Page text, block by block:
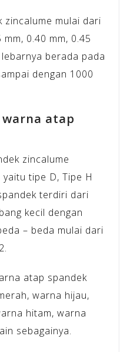
zincalume mulai dari
0.40 mm, 0.45
berada pada
dengan 1000
warna atap
zincalume
tipe D, Tipe H
terdiri dari
kecil dengan
– beda mulai dari
atap spandek
warna hijau,
hitam, warna
sebagainya.